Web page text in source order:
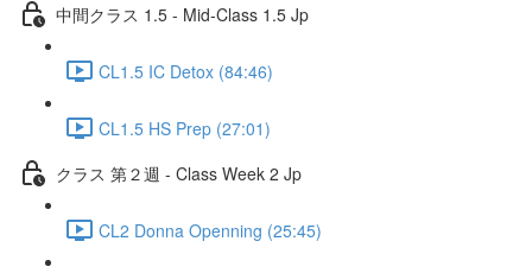
中間クラス 1.5 - Mid-Class 1.5 Jp
CL1.5 IC Detox (84:46)
CL1.5 HS Prep (27:01)
クラス 第２週 - Class Week 2 Jp
CL2 Donna Openning (25:45)